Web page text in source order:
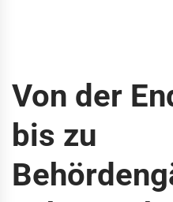
Von der
bis zu